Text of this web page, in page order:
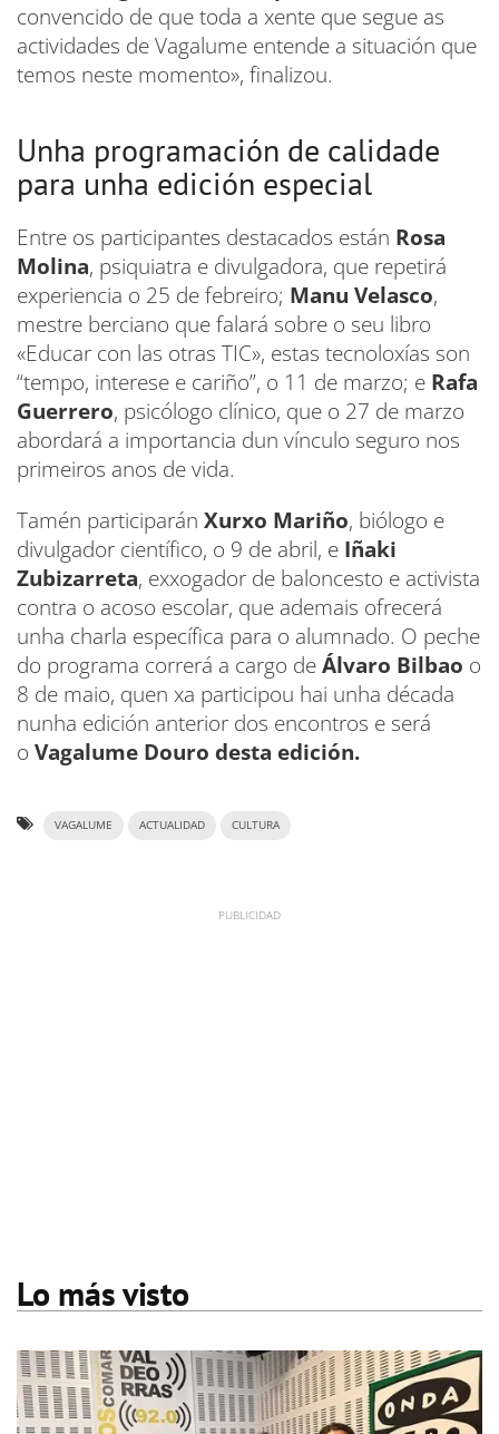
convencido de que toda a xente que segue as
actividades de Vagalume entende a situación que
temos neste momento», finalizou.
Unha programación de calidade
para unha edición especial
Entre os participantes destacados están Rosa
Molina, psiquiatra e divulgadora, que repetirá
experiencia o 25 de febreiro; Manu Velasco,
mestre berciano que falará sobre o seu libro
«Educar con las otras TIC», estas tecnoloxías son
“tempo, interese e cariño”, o 11 de marzo; e Rafa
Guerrero, psicólogo clínico, que o 27 de marzo
abordará a importancia dun vínculo seguro nos
primeiros anos de vida.
Tamén participarán Xurxo Mariño, biólogo e
divulgador científico, o 9 de abril, e Iñaki
Zubizarreta, exxogador de baloncesto e activista
contra o acoso escolar, que ademais ofrecerá
unha charla específica para o alumnado. O peche
do programa correrá a cargo deÁlvaro Bilbao o
8 de maio, quen xa participou hai unha década
nunha edición anterior dos encontros e será
o Vagalume Douro desta edición.
VAGALUME ACTUALIDAD CULTURA
Lo más visto